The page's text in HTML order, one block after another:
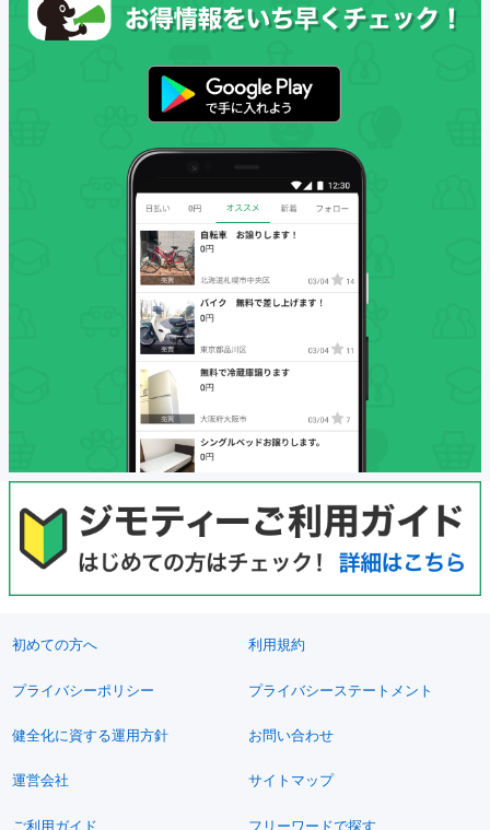
初めての方へ 利用規約
プライバシーポリシー プライバシーステートメント
健全化に資する運用方針 お問い合わせ
運営会社 サイトマップ
ご利用ガイド フリーワードで探す